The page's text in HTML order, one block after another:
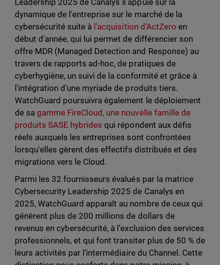
Leadership 2025 de Canalys s'appuie sur la
dynamique de l'entreprise sur le marché de la
cybersécurité suite à l'acquisition d'ActZero en
début d'année, qui lui permet de différencier son
offre MDR (Managed Detection and Response) au
travers de rapports ad-hoc, de pratiques de
cyberhygiène, un suivi de la conformité et grâce à
l'intégration d’une myriade de produits tiers.
WatchGuard poursuivra également le déploiement
de sa gamme FireCloud, une nouvelle famille de
produits SASE hybrides qui répondent aux défis
réels auxquels les entreprises sont confrontées
lorsqu'elles gèrent des effectifs distribués et des
migrations vers le Cloud.
Parmi les 32 fournisseurs évalués par la matrice
Cybersecurity Leadership 2025 de Canalys en
2025, WatchGuard apparaît au nombre de ceux qui
génèrent plus de 200 millions de dollars de
revenus en cybersécurité, à l’exclusion des services
professionnels, et qui font transiter plus de 50 % de
leurs activités par l’intermédiaire du Channel. Cette